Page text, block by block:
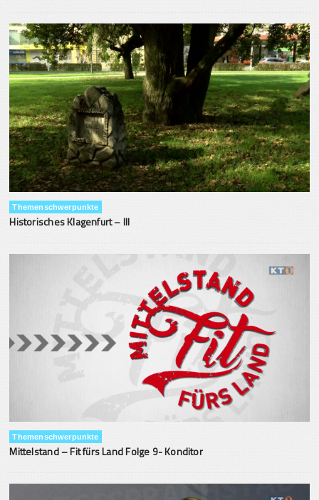
Themenschwerpunkte
Historisches Klagenfurt – III
Themenschwerpunkte
Mittelstand – Fit fürs Land Folge 9- Konditor